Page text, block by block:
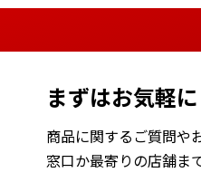
まずはお気軽
商品に関するご質問や
窓口か最寄りの店舗ま